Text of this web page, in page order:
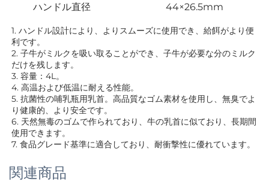
ハンドル直径
44×26.5mm
1. ハンドル設計により、よりスムーズに使用でき、給餌がより便
利です。
2. 子牛がミルクを吸い取ることができ、子牛が必要な分のミルク
だけを残します。
3. 容量：4L。
4. 高温および低温に耐える性能。
5. 抗菌性の哺乳瓶用乳首。高品質なゴム素材を使用し、無臭でよ
り健康的、より安全です。
6. 天然無毒のゴムで作られており、牛の乳首に似ており、長期間
使用できます。
7. 食品グレード基準に適合しており、耐衝撃性に優れています。
関連商品